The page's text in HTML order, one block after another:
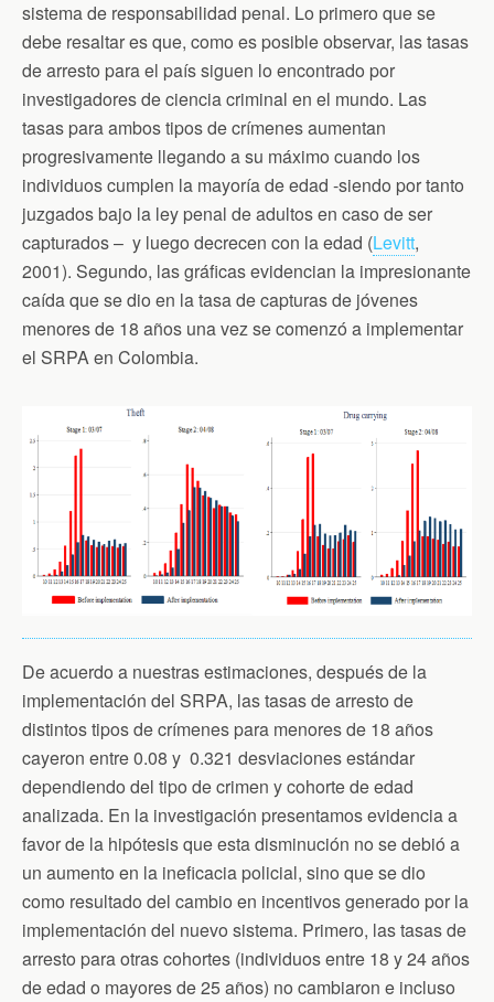
sistema de responsabilidad penal. Lo primero que se
debe resaltar es que, como es posible observar, las tasas
de arresto para el país siguen lo encontrado por
investigadores de ciencia criminal en el mundo. Las
tasas para ambos tipos de crímenes aumentan
progresivamente llegando a su máximo cuando los
individuos cumplen la mayoría de edad -siendo por tanto
juzgados bajo la ley penal de adultos en caso de ser
capturados – y luego decrecen con la edad (Levitt,
2001). Segundo, las gráficas evidencian la impresionante
caída que se dio en la tasa de capturas de jóvenes
menores de 18 años una vez se comenzó a implementar
el SRPA en Colombia.
De acuerdo a nuestras estimaciones, después de la
implementación del SRPA, las tasas de arresto de
distintos tipos de crímenes para menores de 18 años
cayeron entre 0.08 y 0.321 desviaciones estándar
dependiendo del tipo de crimen y cohorte de edad
analizada. En la investigación presentamos evidencia a
favor de la hipótesis que esta disminución no se debió a
un aumento en la ineficacia policial, sino que se dio
como resultado del cambio en incentivos generado por la
implementación del nuevo sistema. Primero, las tasas de
arresto para otras cohortes (individuos entre 18 y 24 años
de edad o mayores de 25 años) no cambiaron e incluso